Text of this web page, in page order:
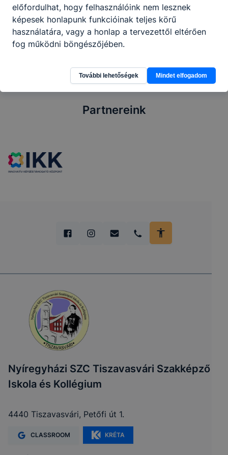
tájékoztató
Partnereink
Nyíregyházi SZC Tiszavasvári Szakképző
Iskola és Kollégium
4440 Tiszavasvári, Petőfi út 1.
CLASSROOM KRÉTA
előfordulhat, hogy felhasználóink nem lesznek
képesek honlapunk funkcióinak teljes körű
használatára, vagy a honlap a tervezettől eltérően
fog működni böngészőjében.
További lehetőségek Mindet elfogadom